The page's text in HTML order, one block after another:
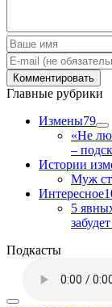
Главные рубрики
Измены79
«Не
–
Истории
Муж
Интересное
5
Подкасты